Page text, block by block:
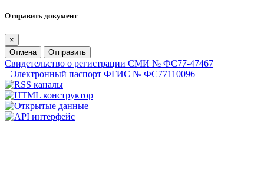
Отправить документ
×
Отмена
Отправить
Свидетельство о регистрации СМИ № ФС77-47467
Электронный паспорт ФГИС № ФС77110096